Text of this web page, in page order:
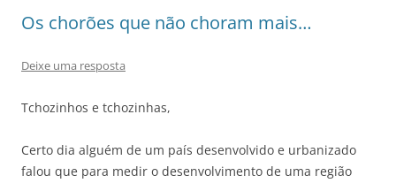
Os chorões que não choram mais…
Deixe uma resposta
Tchozinhos e tchozinhas,
Certo dia alguém de um país desenvolvido e urbanizado
falou que para medir o desenvolvimento de uma região